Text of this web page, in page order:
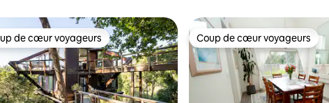
de cœur voyageurs
de cœur voyageurs Coup de cœur voyageurs
Coup de cœur voyageurs